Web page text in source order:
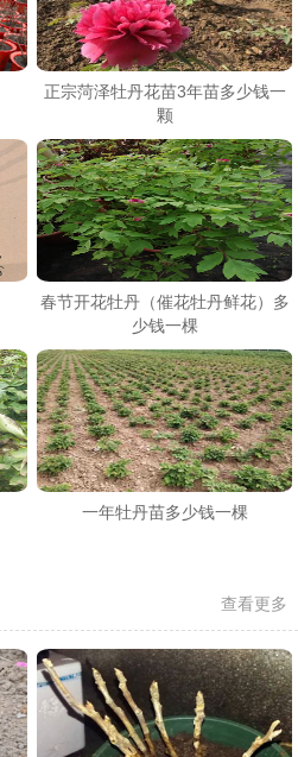
正宗菏泽牡丹花苗3年苗多少钱一
颗
春节开花牡丹（催花牡丹鲜花）多
少钱一棵
一年牡丹苗多少钱一棵
查看更多